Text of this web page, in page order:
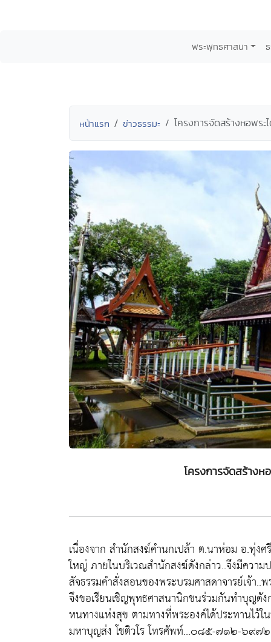
พระพุทธศาสนา
หน้าแรก ข่าวธรรมะ โครงการจัดสร้างหอพร
โครงการจัดสร้างห
เนื่องจาก สำนักสงฆ์คำนกเปล้า ต.นาห่อม อ.ทุ่ง
ใหญ่ ภายในบริเวณสำนักสงฆ์ดังกล่าว..จึงมีควา
สัจธรรมคำสั่งสอนของพระบรมศาสดาจารย์เจ้า..
จึงขอเรียนเชิญพุทธศาสนานิกชนร่วมกันทำบุญดั
หนทางแห่งสุข ตามทางที่พระองค์ได้ประทานไว้
มหาบุญส่ง โชติวโร โทรศัพท์...๐๘๕-๗๑๒-๖๙๗๒